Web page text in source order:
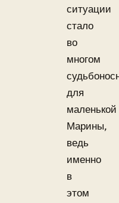
ситуации
стало
во
многом
для
маленькой
Марины,
ведь
именно
в
этом